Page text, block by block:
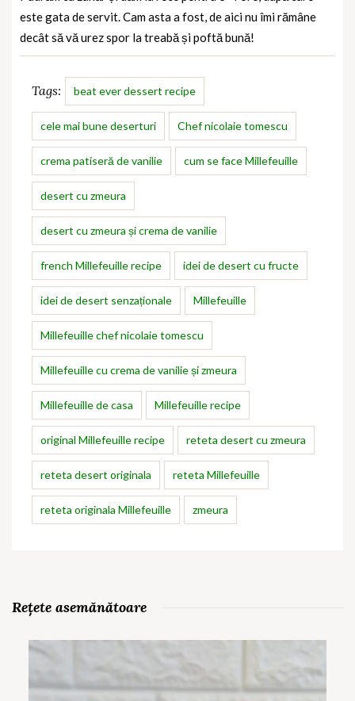
este gata de servit. Cam asta a fost, de aici nu îmi rămâne
decât să vă urez spor la treabă și poftă bună!
Tags: beat ever dessert recipe
cele mai bune deserturi Chef nicolaie tomescu
crema patiseră de vanilie cum se face Millefeuille
desert cu zmeura
desert cu zmeura și crema de vanilie
french Millefeuille recipe idei de desert cu fructe
idei de desert senzaționale Millefeuille
Millefeuille chef nicolaie tomescu
Millefeuille cu crema de vanilie și zmeura
Millefeuille de casa Millefeuille recipe
original Millefeuille recipe reteta desert cu zmeura
reteta desert originala reteta Millefeuille
reteta originala Millefeuille zmeura
Rețete asemănătoare